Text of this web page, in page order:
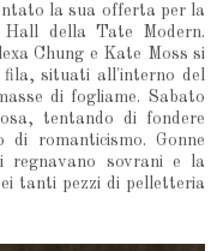
la sua offerta per la
della Tate Modern.
Chung e Kate Moss si
situati all'interno del
di fogliame. Sabato
tentando di fondere
romanticismo. Gonne
regnavano sovrani e la
tanti pezzi di pelletteria